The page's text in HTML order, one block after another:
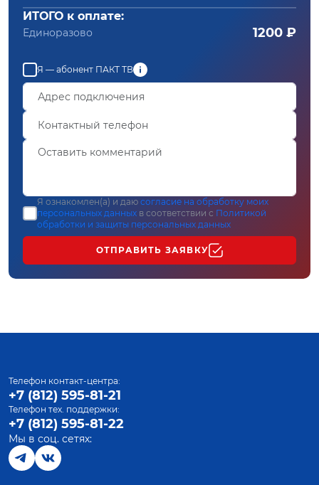
ИТОГО к оплате:
Единоразово 1200 ₽
Я — абонент ПАКТ ТВ
Я ознакомлен(а) и даю согласие на обработку моих
персональных данных в соответствии с Политикой
обработки и защиты персональных данных
ОТПРАВИТЬ ЗАЯВКУ
Телефон контакт-центра:
+7 (812) 595-81-21
Телефон тех. поддержки:
+7 (812) 595-81-22
Мы в соц. сетях: